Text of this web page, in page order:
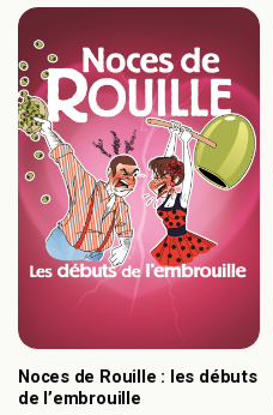
Noces de Rouille : les débuts
de l’embrouille